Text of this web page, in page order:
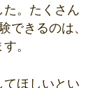
た。たくさん
できるのは、
。
ほしいとい